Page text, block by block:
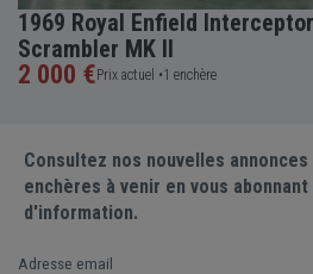
1969 Royal Enfield Interceptor
Scrambler MK II
2 000 €Prix actuel •1 enchère
Consultez nos nouvelles
enchères à venir en vous
d'information.
Adresse email